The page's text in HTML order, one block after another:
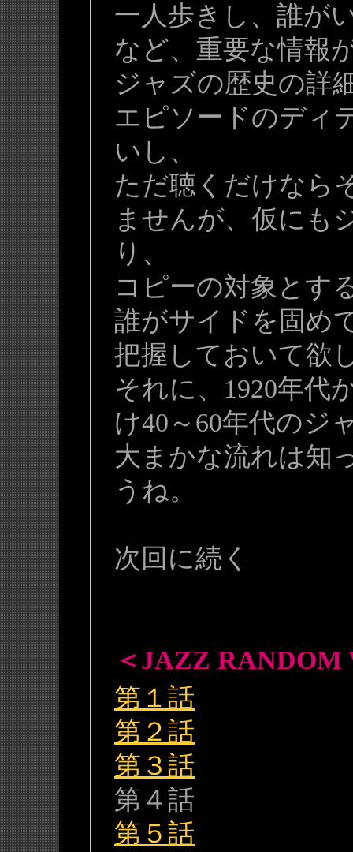
一人歩きし、誰が
など、重要な情報
ジャズの歴史の詳
エピソードのディ
いし、
ただ聴くだけなら
ませんが、仮にも
り、
コピーの対象とす
誰がサイドを固め
把握しておいて欲
それに、1920年代
け40～60年代のジ
大まかな流れは知
うね。
次回に続く
＜JAZZ RANDOM
第１話
第２話
第３話
第４話
第５話